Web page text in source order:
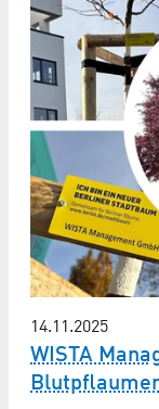
14.11.2025
WISTA